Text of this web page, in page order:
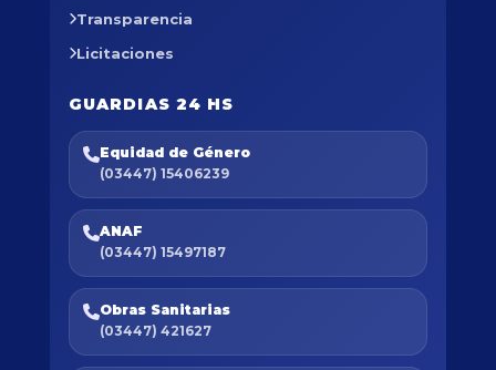
Transparencia
Licitaciones
GUARDIAS 24 HS
Equidad de Género
(03447) 15406239
ANAF
(03447) 15497187
Obras Sanitarias
(03447) 421627